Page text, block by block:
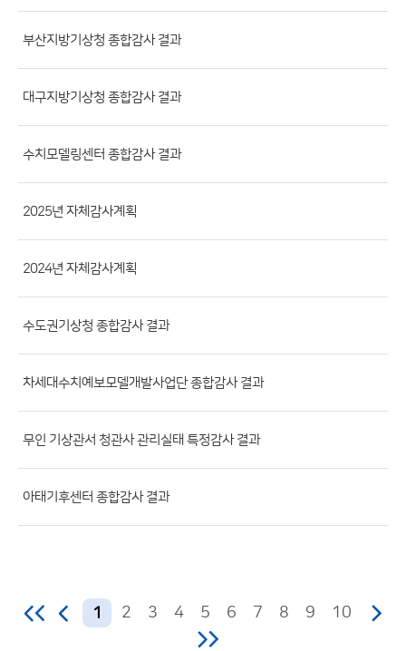
호,
제
목,
등
부
부
파
일,
록
회
수)
부산지방기상청 종합감사 결과
대구지방기상청 종합감사 결과
수치모델링센터 종합감사 결과
2025년 자체감사계획
2024년 자체감사계획
수도권기상청 종합감사 결과
차세대수치예보모델개발사업단 종합감사 결과
무인 기상관서 청관사 관리실태 특정감사 결과
아태기후센터 종합감사 결과
1 2 3 4 5 6 7 8 9 10